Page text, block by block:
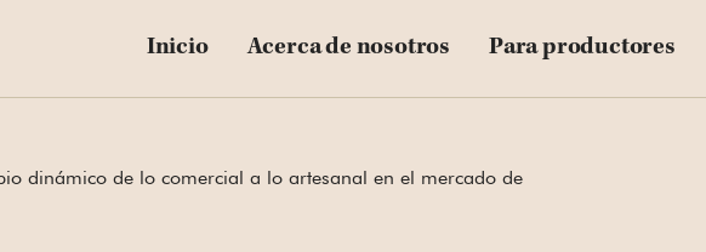
Inicio Acerca de nosotros Para productores
dinámico de lo comercial a lo artesanal en el mercado de